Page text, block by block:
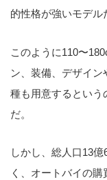
的性格が強いモデル
このように110〜
ン、装備、デザイ
種も用意するという
だ。
しかし、総人口13
く、オートバイの